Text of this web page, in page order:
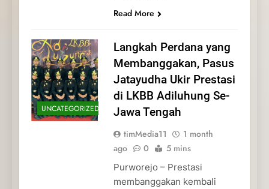
Read More
UNCATEGORIZED
Langkah Perdana yang
Membanggakan, Pasus
Jatayudha Ukir Prestasi
di LKBB Adiluhung Se-
Jawa Tengah
timMedia11
1 month
ago
0 5 mins
Purworejo – Prestasi
membanggakan kembali